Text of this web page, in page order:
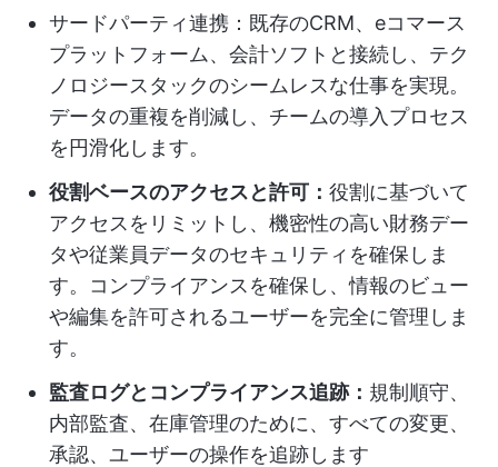
サードパーティ連携：既存のCRM、eコマース
プラットフォーム、会計ソフトと接続し、テク
ノロジースタックのシームレスな仕事を実現。
データの重複を削減し、チームの導入プロセス
を円滑化します。
役割ベースのアクセスと許可： 役割に基づいて
アクセスをリミットし、機密性の高い財務デー
タや従業員データのセキュリティを確保しま
す。コンプライアンスを確保し、情報のビュー
や編集を許可されるユーザーを完全に管理しま
す。
監査ログとコンプライアンス追跡： 規制順守、
内部監査、在庫管理のために、すべての変更、
承認、ユーザーの操作を追跡します